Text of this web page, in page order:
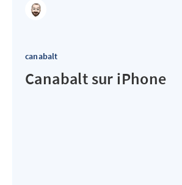
canabalt
Canabalt sur iPhone